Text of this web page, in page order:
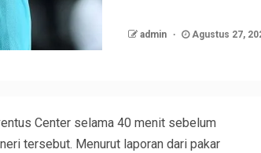
admin Agustus 27,
Center selama 40 menit sebelum
tersebut. Menurut laporan dari pakar